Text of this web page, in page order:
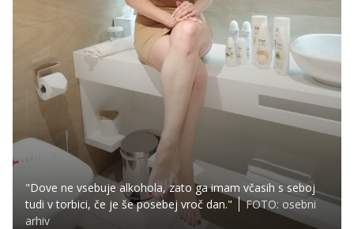
"Dove ne vsebuje alkohola, zato ga imam včasih s seboj
tudi v torbici, če je še posebej vroč dan."
FOTO: osebni
arhiv